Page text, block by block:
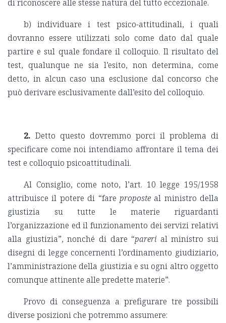
di riconoscere alle stesse natura del tutto eccezionale.
b) individuare i test psico-attitudinali, i quali
dovranno essere utilizzati solo come dato dal quale
partire e sul quale fondare il colloquio. Il risultato del
test, qualunque ne sia l’esito, non determina, come
detto, in alcun caso una esclusione dal concorso che
può derivare esclusivamente dall’esito del colloquio.
2. Detto questo dovremmo porci il problema di
specificare come noi intendiamo affrontare il tema dei
test e colloquio psicoattitudinali.
Al Consiglio, come noto, l’art. 10 legge 195/1958
attribuisce il potere di “fare proposteal ministro della
giustizia su tutte le materie riguardanti
l’organizzazione ed il funzionamento dei servizi relativi
alla giustizia”, nonché di dare “pareri al ministro sui
disegni di legge concernenti l’ordinamento giudiziario,
l’amministrazione della giustizia e su ogni altro oggetto
comunque attinente alle predette materie”.
Provo di conseguenza a prefigurare tre possibili
diverse posizioni che potremmo assumere: